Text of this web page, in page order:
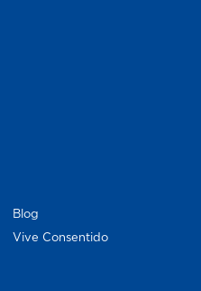
Blog
Vive Consentido